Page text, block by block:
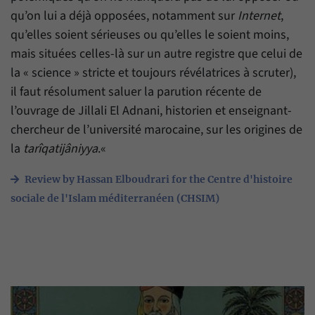
qu’on lui a déjà opposées, notamment sur Internet,
qu’elles soient sérieuses ou qu’elles le soient moins,
mais situées celles-là sur un autre registre que celui de
la « science » stricte et toujours révélatrices à scruter),
il faut résolument saluer la parution récente de
l’ouvrage de Jillali El Adnani, historien et enseignant-
chercheur de l’université marocaine, sur les origines de
la tarîqatijâniyya.«
Review by Hassan Elboudrari for the Centre d'histoire
sociale de l'Islam méditerranéen (CHSIM)
have made, if the website operator has
enabled this option.
Name _pk_ref
Provider Matomo
Duration 6 Months
Purpose
This cookie allows us to store from which
website or search engine visitors were
redirected to our website through a link.
Name _pk_ses
Purpose
visitors’ current stay on our website for a
short period of time.